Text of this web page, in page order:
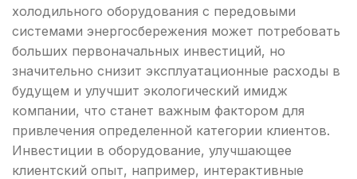
холодильного оборудования с передовыми
системами энергосбережения может потребовать
больших первоначальных инвестиций, но
значительно снизит эксплуатационные расходы в
будущем и улучшит экологический имидж
компании, что станет важным фактором для
привлечения определенной категории клиентов.
Инвестиции в оборудование, улучшающее
клиентский опыт, например, интерактивные